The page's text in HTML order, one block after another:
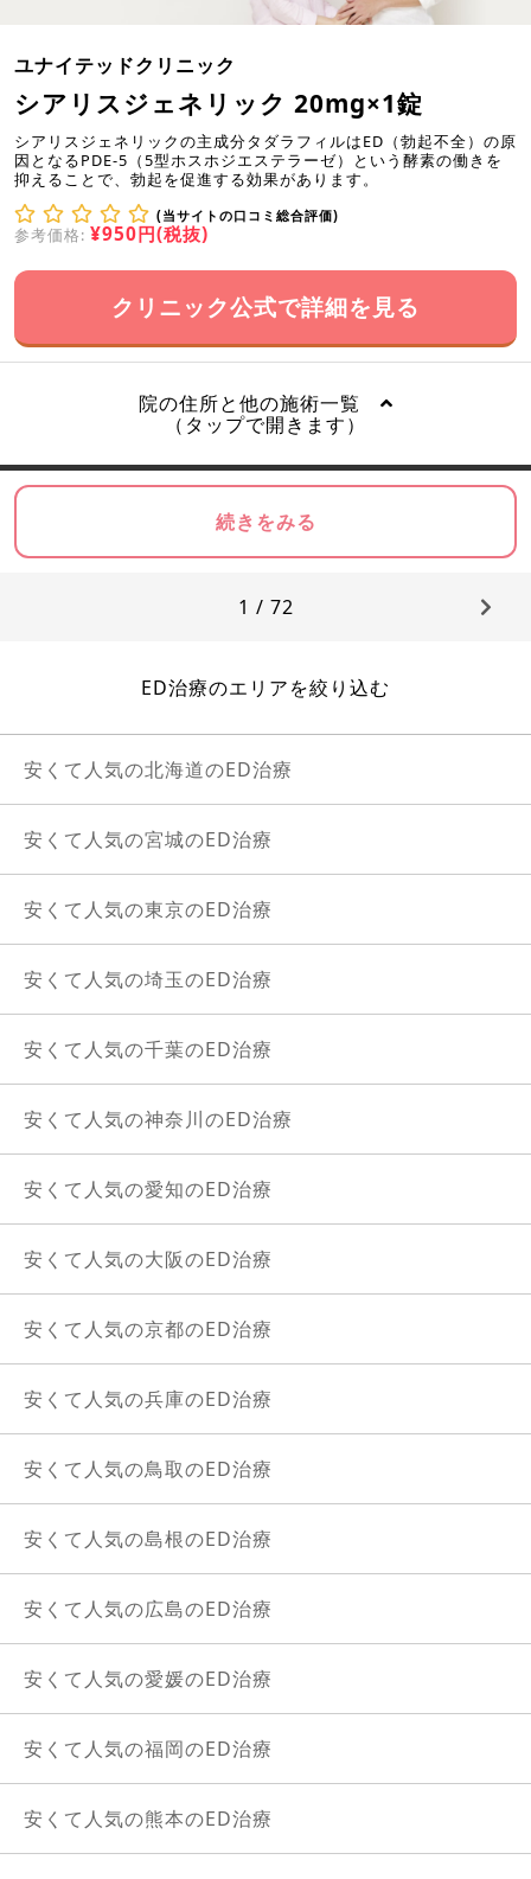
ユナイテッドクリニック
シアリスジェネリック 20mg×1錠
シアリスジェネリックの主成分タダラフィルはED（勃起不全）の原
因となるPDE-5（5型ホスホジエステラーゼ）という酵素の働きを
抑えることで、勃起を促進する効果があります。
(当サイトの口コミ総合評価)
参考価格: ¥950円(税抜)
クリニック公式で詳細を見る
院の住所と他の施術一覧
（タップで開きます）
続きをみる
1 / 72
ED治療のエリアを絞り込む
安くて人気の北海道のED治療
安くて人気の宮城のED治療
安くて人気の東京のED治療
安くて人気の埼玉のED治療
安くて人気の千葉のED治療
安くて人気の神奈川のED治療
安くて人気の愛知のED治療
安くて人気の大阪のED治療
安くて人気の京都のED治療
安くて人気の兵庫のED治療
安くて人気の鳥取のED治療
安くて人気の島根のED治療
安くて人気の広島のED治療
安くて人気の愛媛のED治療
安くて人気の福岡のED治療
安くて人気の熊本のED治療